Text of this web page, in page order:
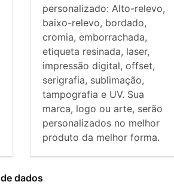
personalizado: Alto-relevo,
baixo-relevo, bordado,
cromia, emborrachada,
etiqueta resinada, laser,
impressão digital, offset,
serigrafia, sublimação,
tampografia e UV. Sua
marca, logo ou arte, serão
personalizados no melhor
produto da melhor forma.
dados